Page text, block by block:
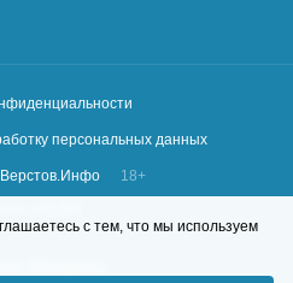
персональных данных
Верстов.Инфо
18+
с тем, что мы используем